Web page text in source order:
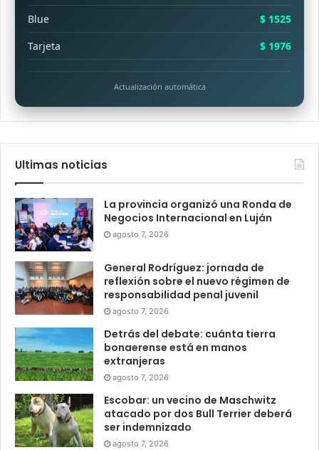
Blue
$ 1525
Tarjeta
$ 1976
Actualización automática
Ultimas noticias
La provincia organizó una Ronda de
Negocios Internacional en Luján
agosto 7, 2026
General Rodríguez: jornada de
reflexión sobre el nuevo régimen de
responsabilidad penal juvenil
agosto 7, 2026
Detrás del debate: cuánta tierra
bonaerense está en manos
extranjeras
agosto 7, 2026
Escobar: un vecino de Maschwitz
atacado por dos Bull Terrier deberá
ser indemnizado
agosto 7, 2026